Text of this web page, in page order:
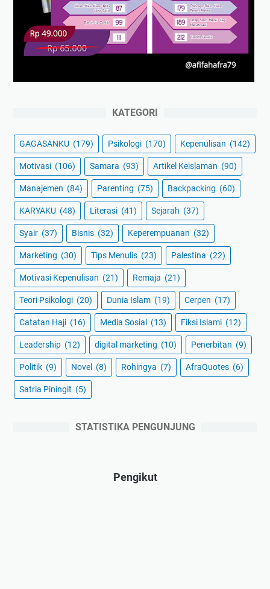
KATEGORI
GAGASANKU (179) Psikologi (170) Kepenulisan (142)
Motivasi (106) Samara (93) Artikel Keislaman (90)
Manajemen (84) Parenting (75) Backpacking (60)
KARYAKU (48) Literasi (41) Sejarah (37)
Syair (37) Bisnis (32) Keperempuanan (32)
Marketing (30) Tips Menulis (23) Palestina (22)
Motivasi Kepenulisan (21) Remaja (21)
Teori Psikologi (20) Dunia Islam (19) Cerpen (17)
Catatan Haji (16) Media Sosial (13) Fiksi Islami (12)
Leadership (12) digital marketing (10) Penerbitan (9)
Politik (9) Novel (8) Rohingya (7) AfraQuotes (6)
Satria Piningit (5)
STATISTIKA PENGUNJUNG
Pengikut